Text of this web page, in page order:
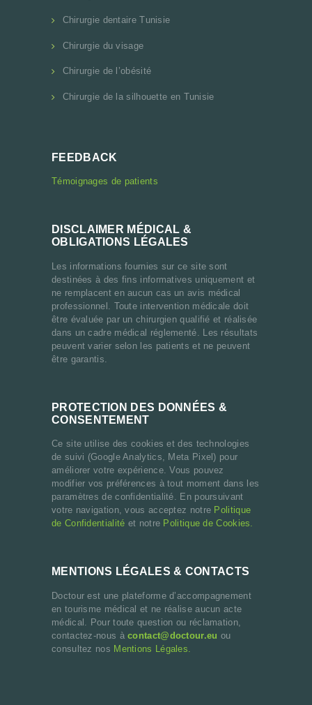
Chirurgie dentaire Tunisie
Chirurgie du visage
Chirurgie de l’obésité
Chirurgie de la silhouette en Tunisie
FEEDBACK
Témoignages de patients
DISCLAIMER MÉDICAL &
OBLIGATIONS LÉGALES
Les informations fournies sur ce site sont
destinées à des fins informatives uniquement et
ne remplacent en aucun cas un avis médical
professionnel. Toute intervention médicale doit
être évaluée par un chirurgien qualifié et réalisée
dans un cadre médical réglementé. Les résultats
peuvent varier selon les patients et ne peuvent
être garantis.
PROTECTION DES DONNÉES &
CONSENTEMENT
Ce site utilise des cookies et des technologies
de suivi (Google Analytics, Meta Pixel) pour
améliorer votre expérience. Vous pouvez
modifier vos préférences à tout moment dans les
paramètres de confidentialité. En poursuivant
votre navigation, vous acceptez notre Politique
de Confidentialité et notre Politique de Cookies.
MENTIONS LÉGALES & CONTACTS
Doctour est une plateforme d’accompagnement
en tourisme médical et ne réalise aucun acte
médical. Pour toute question ou réclamation,
contactez-nous àcontact@doctour.eu ou
consultez nos Mentions Légales.